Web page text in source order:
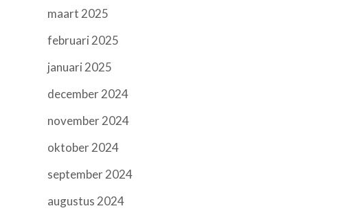
maart 2025
februari 2025
januari 2025
december 2024
november 2024
oktober 2024
september 2024
augustus 2024